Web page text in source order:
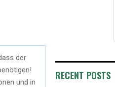
der
und in
RECENT POSTS